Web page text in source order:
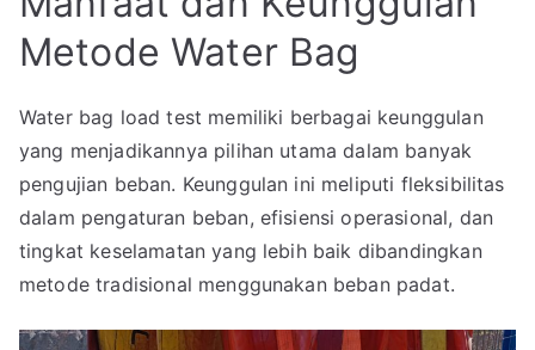
Metode Water Bag
Water bag load test memiliki berbagai keunggulan
yang menjadikannya pilihan utama dalam banyak
pengujian beban. Keunggulan ini meliputi fleksibilitas
dalam pengaturan beban, efisiensi operasional, dan
tingkat keselamatan yang lebih baik dibandingkan
metode tradisional menggunakan beban padat.